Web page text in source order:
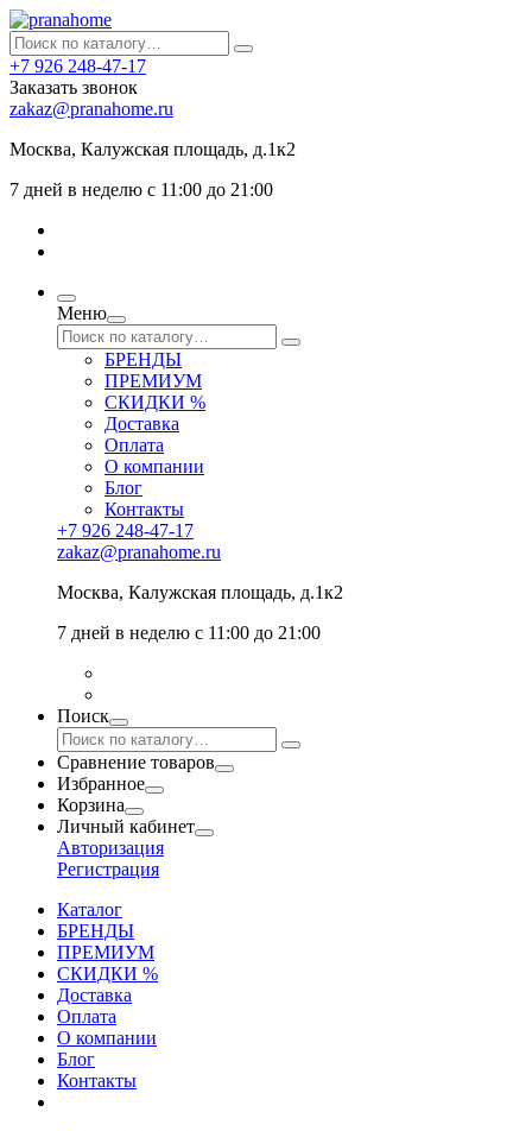
+7 926 248-47-17
Заказать звонок
zakaz@pranahome.ru
Москва, Калужская площадь, д.1к2
7 дней в неделю с 11:00 до 21:00
Меню
БРЕНДЫ
ПРЕМИУМ
СКИДКИ %
Доставка
Оплата
О компании
Блог
Контакты
+7 926 248-47-17
zakaz@pranahome.ru
Москва, Калужская площадь, д.1к2
7 дней в неделю с 11:00 до 21:00
Поиск
Сравнение товаров
Избранное
Корзина
Личный кабинет
Авторизация
Регистрация
Каталог
БРЕНДЫ
ПРЕМИУМ
СКИДКИ %
Доставка
Оплата
О компании
Блог
Контакты